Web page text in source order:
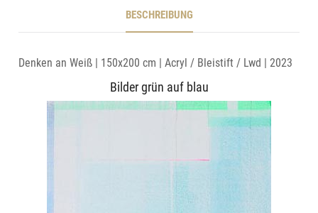
BESCHREIBUNG
Denken an Weiß | 150x200 cm | Acryl / Bleistift / Lwd | 2023
Bilder grün auf blau